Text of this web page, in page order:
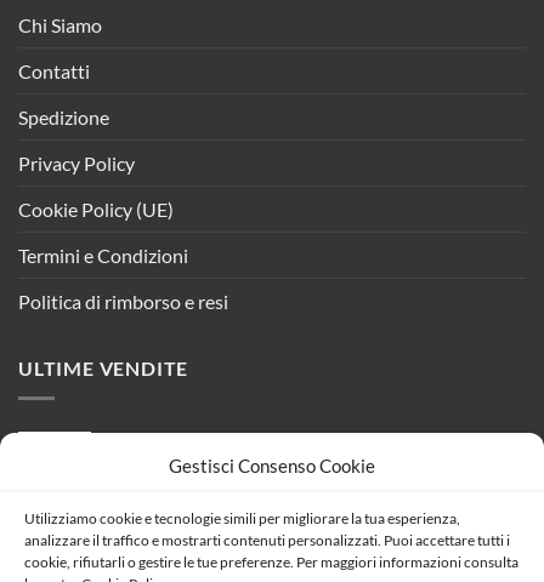
Gestisci Consenso Cookie
Utilizziamo cookie e tecnologie simili per migliorare la tua esperienza,
analizzare il traffico e mostrarti contenuti personalizzati. Puoi accettare tutti i
cookie, rifiutarli o gestire le tue preferenze. Per maggiori informazioni consulta
Chi Siamo
Contatti
Spedizione
Privacy Policy
Cookie Policy (UE)
Termini e Condizioni
Politica di rimborso e resi
ULTIME VENDITE
Led Driver IP67 240W 24V 10A Input 220V e
113,05€ Il
prezzo
originale
100,13€Il
prezzo
attuale
Pannello LED 12V verde 5W, 48 LED F5 Flux,